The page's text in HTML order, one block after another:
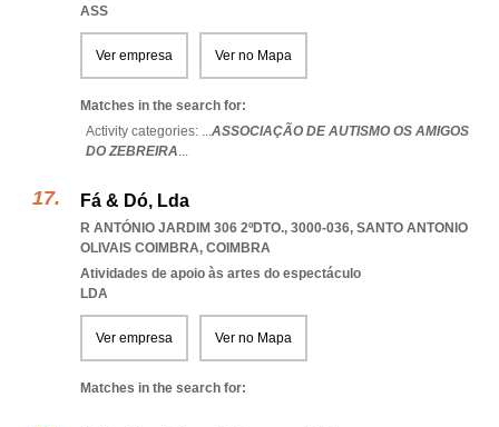
ASS
Ver empresa Ver no Mapa
Matches in the search for:
Activity categories: ...ASSOCIAÇÃO DE AUTISMO OS AMIGOS
DO ZEBREIRA...
Fá & Dó, Lda
R ANTÓNIO JARDIM 306 2ºDTO., 3000-036, SANTO ANTONIO
OLIVAIS COIMBRA, COIMBRA
Atividades de apoio às artes do espectáculo
LDA
Ver empresa Ver no Mapa
Matches in the search for: